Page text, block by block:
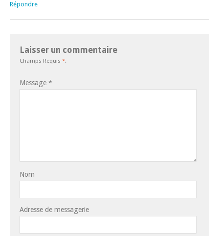
Répondre
Laisser un commentaire
Champs Requis *.
Message *
Nom
Adresse de messagerie